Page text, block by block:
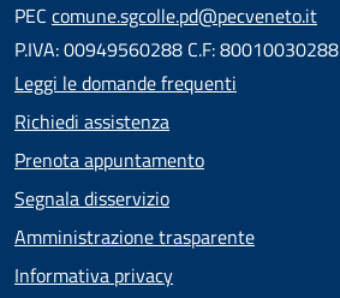
PEC comune.sgcolle.pd@pecveneto.it
P.IVA: 00949560288 C.F: 80010030288
Leggi le domande frequenti
Richiedi assistenza
Prenota appuntamento
Segnala disservizio
Amministrazione trasparente
Informativa privacy